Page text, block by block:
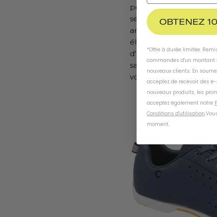
pédale au trottoir. Les
semelle en nylon
antidérapante et le
élastique. De plus,
d'une période d'essai
satisfait, Trek vous
vos chaussures.
OBTENEZ
*Offre à durée limitée.
commandes d'un montant
nouveaux clients. En
acceptez de recevoir des
nouveaux produits, les
acceptez également notre
Conditions d'utilisation.
moment.